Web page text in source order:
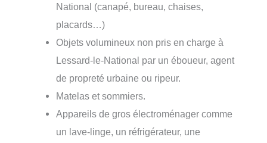
National (canapé, bureau, chaises,
placards…)
Objets volumineux non pris en charge à
Lessard-le-National par un éboueur, agent
de propreté urbaine ou ripeur.
Matelas et sommiers.
Appareils de gros électroménager comme
un lave-linge, un réfrigérateur, une